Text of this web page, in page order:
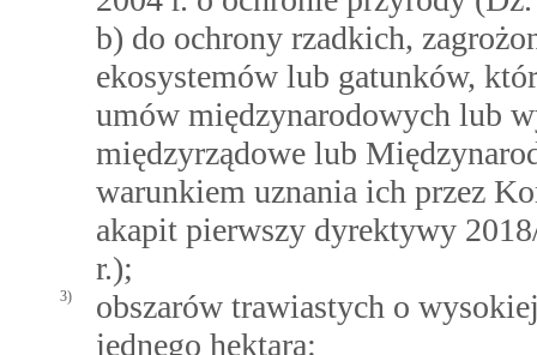
b) do ochrony rzadkich,
ekosystemów lub gatunków,
umów międzynarodowych lub
międzyrządowe lub
warunkiem uznania ich przez
akapit pierwszy dyrektywy
r.);
3)
obszarów trawiastych o
jednego hektara: